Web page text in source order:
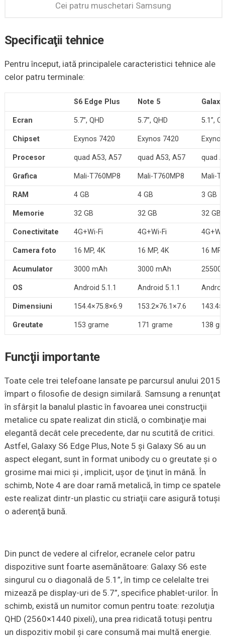
Cei patru muschetari Samsung
Specificaţii tehnice
Pentru început, iată principalele caracteristici tehnice ale
celor patru terminale:
S6 Edge Plus Note 5
Ecran 5.7”, QHD 5.7”, QHD 5.1”,
Chipset Exynos 7420 Exynos 7420
Procesor quad A53, A57 quad A53, A57 quad
Grafica Mali-T760MP8 Mali-T760MP8 Mali-
RAM 4 GB 4 GB 3 GB
Memorie 32 GB 32 GB 32 GB
Conectivitate 4G+Wi-Fi 4G+Wi-Fi
Camera foto 16 MP, 4K 16 MP, 4K 16 MP,
Acumulator 3000 mAh 3000 mAh 25500
OS Android 5.1.1 Android 5.1.1
Dimensiuni 154.4×75.8×6.9 153.2×76.1×7.6
Greutate 153 grame 171 grame 138
Funcţii importante
Toate cele trei telefoane lansate pe parcursul anului 2015
împart o filosofie de design similară. Samsung a renunţat
în sfârşit la banalul plastic în favoarea unei construcţii
metalice cu spate realizat din sticlă, o combinaţie mai
elegantă decât cele precedente, dar nu scutită de critici.
Astfel, Galaxy S6 Edge Plus, Note 5 şi Galaxy S6 au un
aspect elegant, sunt în format unibody cu o greutate şi o
grosime mai mici şi , implicit, uşor de ţinut în mână. În
schimb, Note 4 are doar ramă metalică, în timp ce spatele
este realizat dintr-un plastic cu striaţii care asigură totuşi
o aderenţă bună.
Din punct de vedere al cifrelor, ecranele celor patru
dispozitive sunt foarte asemănătoare: Galaxy S6 este
singurul cu o diagonală de 5.1”, în timp ce celelalte trei
mizează pe display-uri de 5.7”, specifice phablet-urilor. În
schimb, există un numitor comun pentru toate: rezoluţia
QHD (2560×1440 pixeli), una prea ridicată totuşi pentru
un dispozitiv mobil şi care consumă mai multă energie.